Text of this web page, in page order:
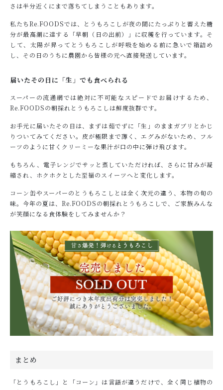
さは半分近くにまで落ちてしまうこともあります。
私たちRe.FOODSでは、とうもろこしが夜の間にたっぷりと蓄えた糖
分が最高潮に達する「早朝（日の出前）」に収穫を行っています。そ
して、太陽が昇ってとうもろこしが呼吸を始める前に急いで箱詰め
し、その日のうちに農園から皆様の元へ直接発送しています。
届いたその日に「生」でも食べられる
スーパーの流通網では絶対に不可能なスピードでお届けするため、
Re.FOODSの朝採れとうもろこしは鮮度抜群です。
お手元に届いたその日は、まずは茹でずに「生」のままガブリとかじ
りついてみてください。皮が極限まで薄く、エグみがないため、フル
ーツのように甘くクリーミーな果汁が口の中に弾け飛びます。
もちろん、電子レンジでサッと蒸していただければ、さらに甘みが凝
縮され、ホクホクとした至福のスイーツへと変化します。
コーン缶やスーパーのとうもろこしとは全く次元の違う、本物の旬の
味。今年の夏は、Re.FOODSの朝採れとうもろこしで、ご家族みんな
が笑顔になる食体験をしてみませんか？
まとめ
「とうもろこし」と「コーン」は言語が違うだけで、全く同じ植物の